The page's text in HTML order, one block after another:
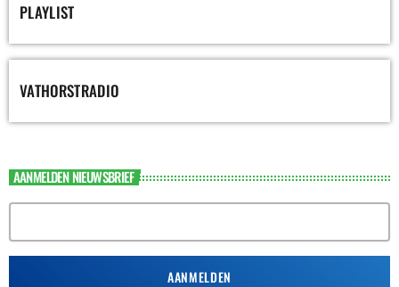
PLAYLIST
VATHORSTRADIO
AANMELDEN NIEUWSBRIEF